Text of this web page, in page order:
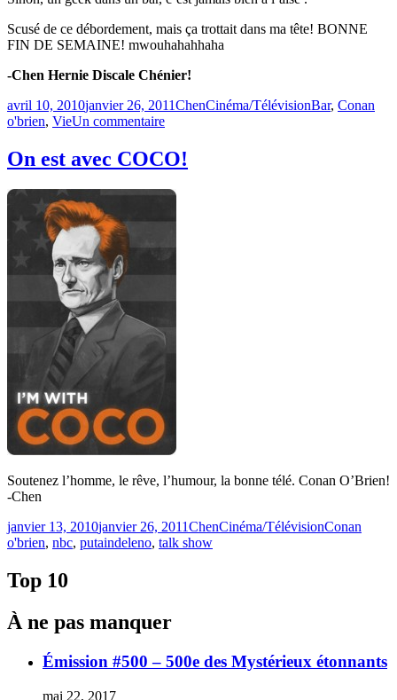
Scusé de ce débordement, mais ça trottait dans ma tête! BONNE
FIN DE SEMAINE! mwouhahahhaha
-Chen Hernie Discale Chénier!
Publié
le
avril 10, 2010janvier 26, 2011ChenCatégories
Cinéma/TélévisionÉtiquettes
Bar, Conan
o'brien, VieUn commentairesur
Bernard
et
bars
On est avec COCO!
Soutenez l’homme, le rêve, l’humour, la bonne télé. Conan O’Brien!
-Chen
Publié
le
janvier 13, 2010janvier 26, 2011ChenCatégories
Cinéma/TélévisionÉtiquettes
Conan
o'brien, nbc, putaindeleno, talk show
Top 10
À ne pas manquer
Émission #500 – 500e des Mystérieux étonnants
mai 22, 2017